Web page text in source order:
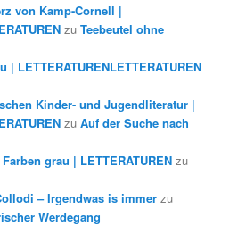
von Kamp-Cornell |
zuTeebeutel ohne
| LETTERATURENLETTERATUREN
Kinder- und Jugendliteratur |
zuAuf der Suche nach
grau | LETTERATUREN zu
– Irgendwas is immer zu
Werdegang